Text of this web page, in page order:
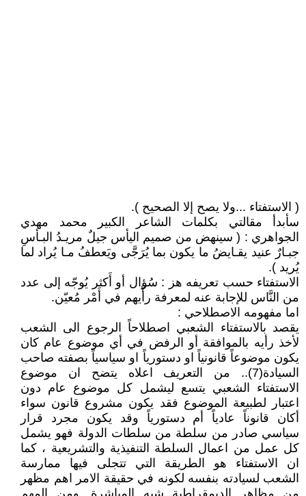
( الاستفتاء ...ولا يصح إلا الصحيح ).
سأبدأ مقالتي بكلمات الشاعر الكبير محمد مهدي
الجواهري : ( سينهض من صميم اليأس جيلٌ مريـدُ البـأسِ
جبـارٌ عنيد يقـايضُ ما يكون بما يُرَجَّى ويَعطفُ مـا يُراد لما
يُريد ).
الاستفتاء حسب تعريفه هز : سُؤال أو أَكثر يُوجّه إلى عدد
من النَّاس للإجابة عنه لمعرفة رأْيهم في أَمْر مُعيّن.
اما مفهومه الاصطلاحي :
يقصد بالاستفتاء الشعبي اصطلاحاً الرجوع الى الشعب
لأخذ رأيه بالموافقة أو الرفض في أي موضوع عام كان
يكون موضوعاً قانونياً او دستورياً او سياسياً بصفته صاحب
السيادة(7).. من التعريف اعلاه يتضح ان موضوع
الاستفتاء الشعبي يتسع ليشمل كل موضوع عام دون
اعتبار لطبيعة الموضوع فقد يكون مشروع قانون سواء
أكان قانوناً عادياً أم دستورياً وقد يكون مجرد قرار
سياسي صادر من سلطة من سلطات الدولة فهو يشمل
كل عمل من اعمال السلطة التنفيذية والتشريعية ، كما
ان الاستفتاء هو الطريقة التي تتجلى فيها ممارسة
الشعب لسيادته بنفسه لكونه في حقيقة الامر اهم مظهر